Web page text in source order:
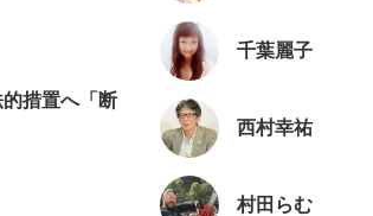
措置へ「断
千葉麗子
西村幸祐
村田らむ